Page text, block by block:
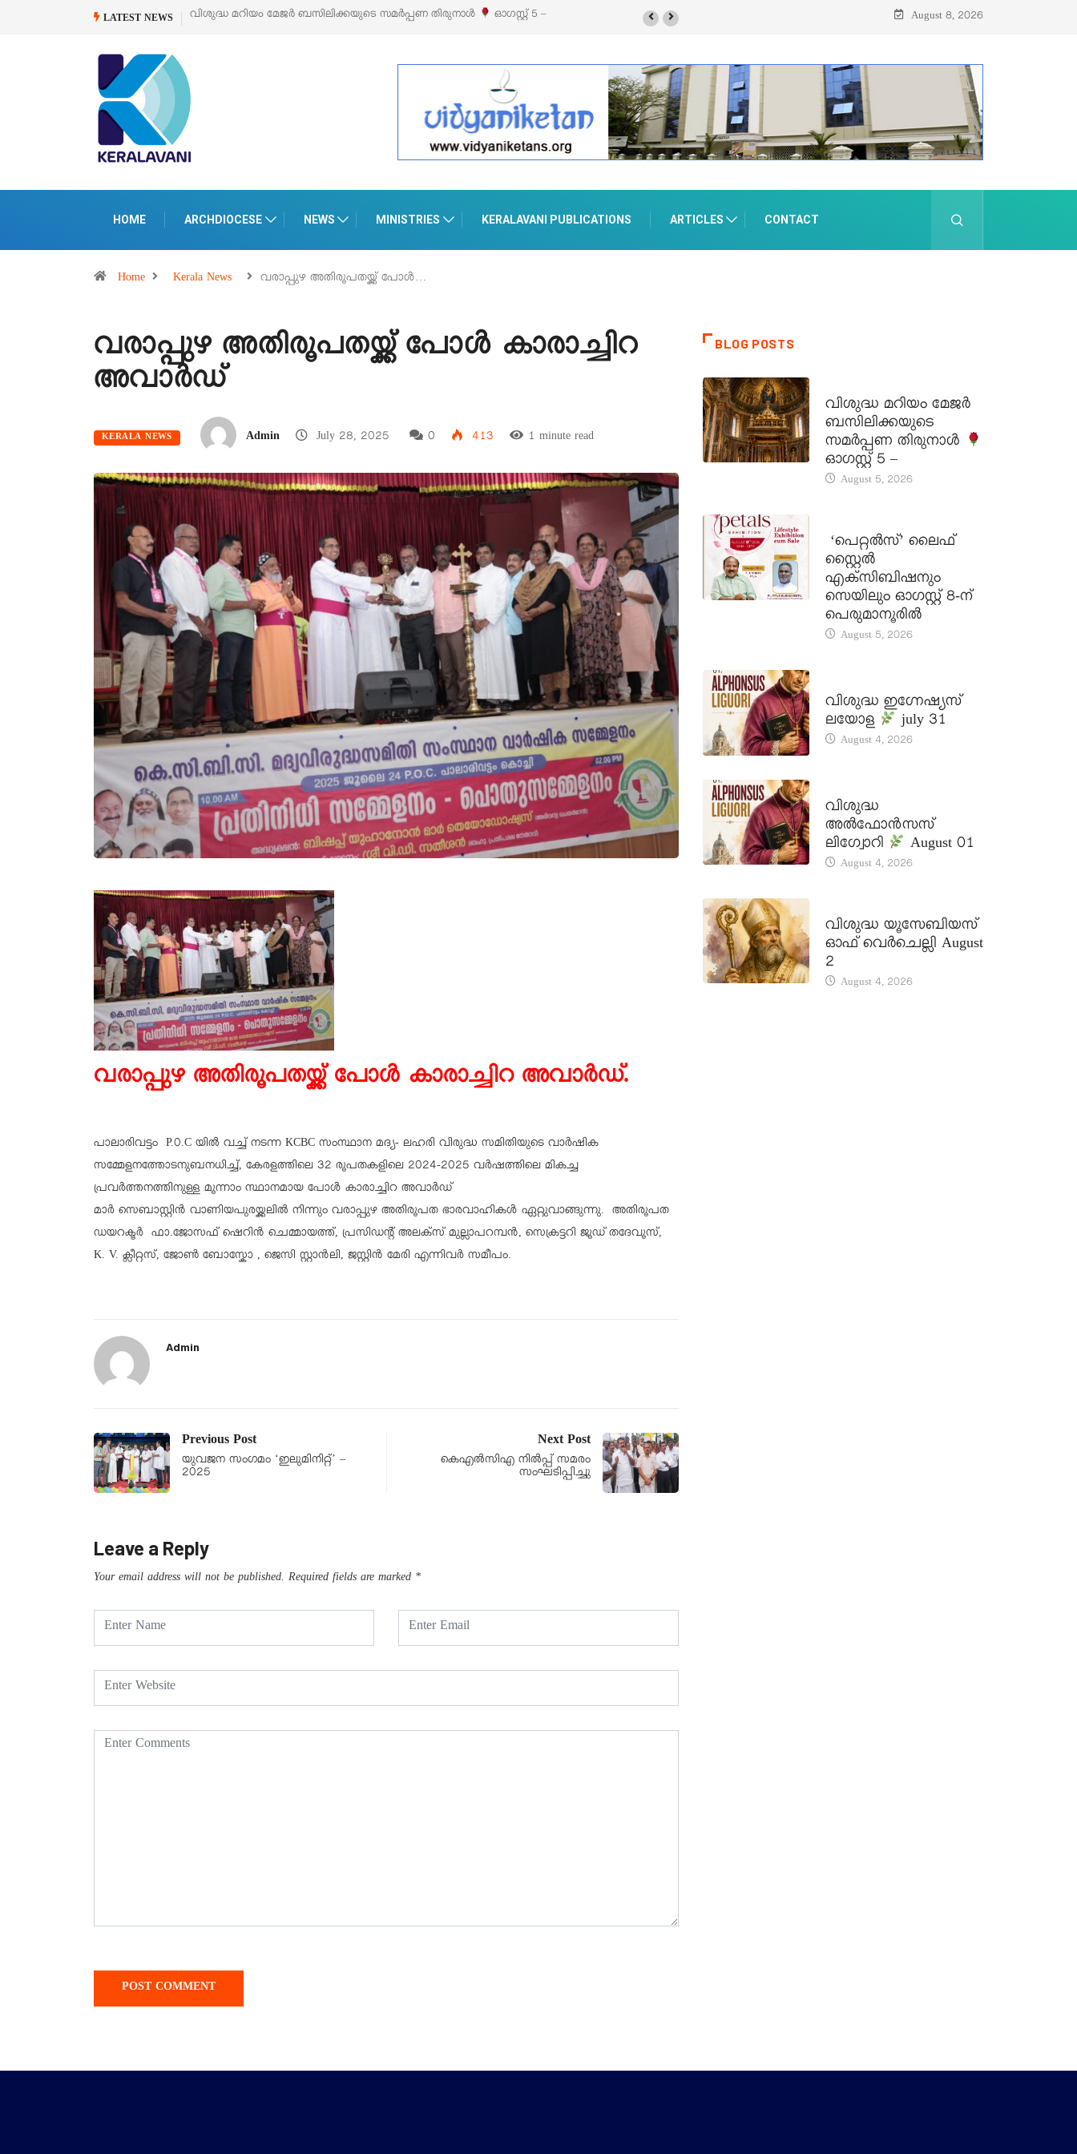
LATEST NEWS
മേജർ ബസിലിക്കയുടെ സമർപ്പണ തിരുനാൾ ഓഗസ്റ്റ് 5 –‘പെറ്റൽസ്’ ലൈഫ് സ്റ്റൈൽ എക്സിബിഷനും സെയിലും ഓഗസ്റ്റ് 8-ന്
August 8, 2026
HOME ARCHDIOCESE NEWS MINISTRIES KERALAVANI PUBLICATIONS ARTICLES CONTACT
Home Kerala News വരാപ്പുഴ അതിരൂപതയ്ക്ക് പോള്‍…
വരാപ്പുഴ അതിരൂപതയ്ക്ക് പോള്‍ കാരാച്ചിറ
അവാര്‍ഡ്
KERALA NEWS Admin July 28, 2025 0 413 1 minute read
വരാപ്പുഴ അതിരൂപതയ്ക്ക് പോള്‍ കാരാച്ചിറ അവാര്‍ഡ്.
പാലാരിവട്ടം P.0.C യിൽ വച്ച് നടന്ന KCBC സംസ്ഥാന മദ്യ- ലഹരി വിരുദ്ധ സമിതിയുടെ വാർഷിക
സമ്മേളനത്തോടനുബനധിച്ച്, കേരളത്തിലെ 32 രൂപതകളിലെ 2024-2025 വർഷത്തിലെ മികച്ച
പ്രവർത്തനത്തിനുള്ള മൂന്നാം സ്ഥാനമായ പോൾ കാരാച്ചിറ അവാർഡ്
മാർ സെബാസ്റ്റിൻ വാണിയപുരയ്ക്കലിൽ നിന്നും വരാപ്പുഴ അതിരൂപത ഭാരവാഹികൾ ഏറ്റുവാങ്ങുന്നു. അതിരൂപത
ഡയറക്ടർ ഫാ.ജോസഫ് ഷെറിൻ ചെമ്മായത്ത്, പ്രസിഡൻ്റ് അലക്സ് മുല്ലാപറമ്പൻ, സെക്രട്ടറി ജൂഡ് തദേവൂസ്,
K. V. ക്ലീറ്റസ്, ജോൺ ബോസ്കോ , ജെസി സ്റ്റാൻലി, ജസ്റ്റിൻ മേരി എന്നിവർ സമീപം.
Admin
Previous Post
യുവജന സംഗമം ‘ഇലുമിനിറ്റ്’ –
2025
Next Post
കെഎൽസിഎ നിൽപ്പ് സമരം
സംഘടിപ്പിച്ചു
Leave a Reply
Your email address will not be published. Required fields are marked *
BLOG POSTS
വിശുദ്ധ മറിയം മേജർ
ബസിലിക്കയുടെ
സമർപ്പണ തിരുനാൾ
ഓഗസ്റ്റ് 5 –
August 5, 2026
‘പെറ്റൽസ്’ ലൈഫ്
സ്റ്റൈൽ
എക്സിബിഷനും
സെയിലും ഓഗസ്റ്റ് 8-ന്
പെരുമാനൂരിൽ
August 5, 2026
വിശുദ്ധ ഇഗ്നേഷ്യസ്
ലയോള
july 31
August 4, 2026
വിശുദ്ധ
അൽഫോൻസസ്
ലിഗ്വോറി
August 01
August 4, 2026
വിശുദ്ധ യൂസേബിയസ്
ഓഫ് വെർചെല്ലി August
2
August 4, 2026